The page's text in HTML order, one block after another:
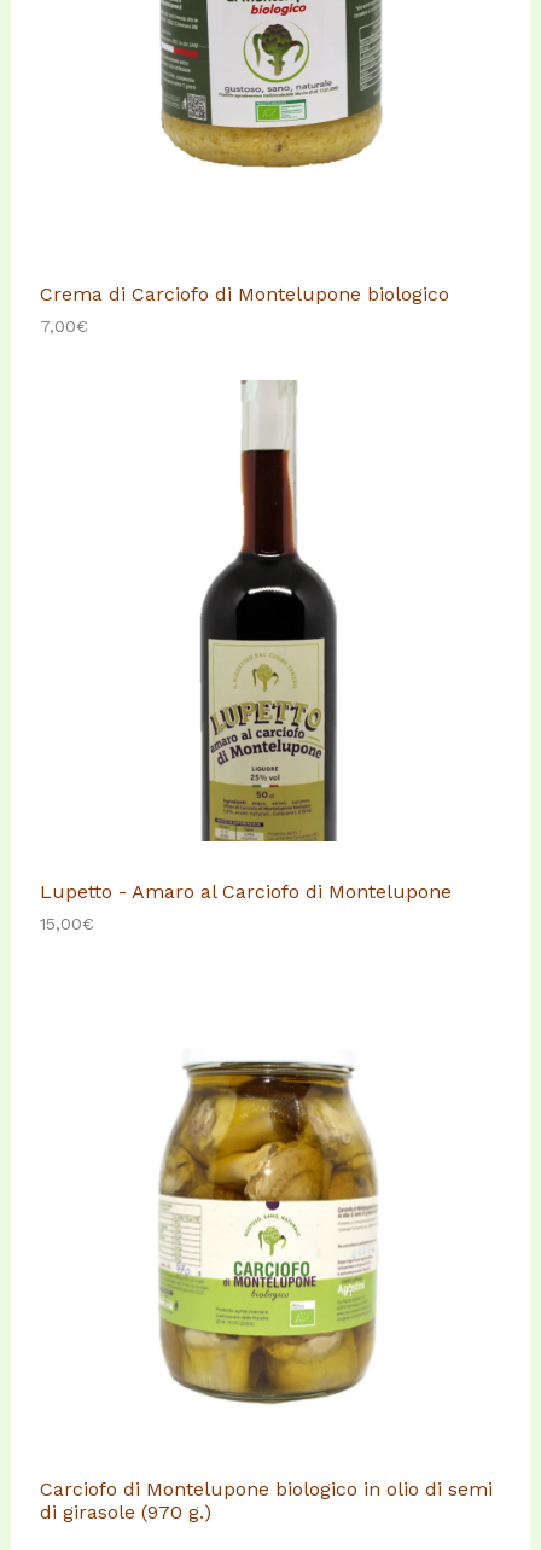
Crema di Carciofo di Montelupone biologico
7,00€
Lupetto - Amaro al Carciofo di Montelupone
15,00€
Carciofo di Montelupone biologico in olio di semi
di girasole (970 g.)